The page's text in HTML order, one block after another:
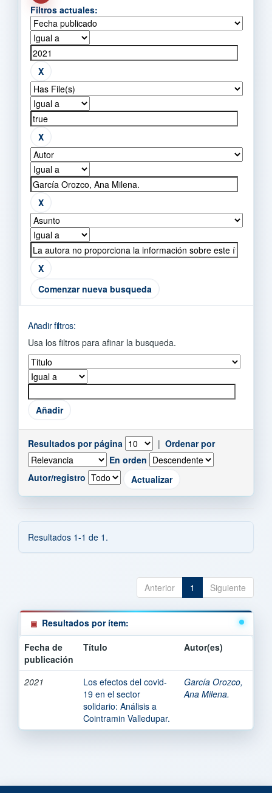
Filtros actuales:
Comenzar nueva busqueda
Añadir filtros:
Usa los filtros para afinar la busqueda.
Resultados por página | Ordenar por
En orden
Autor/registro
Resultados 1-1 de 1.
Anterior 1 Siguiente
Resultados por ítem:
Fecha de
publicación
Título Autor(es)
2021
Los efectos del covid-
19 en el sector
solidario: Análisis a
Cointramin Valledupar.
García Orozco,
Ana Milena.